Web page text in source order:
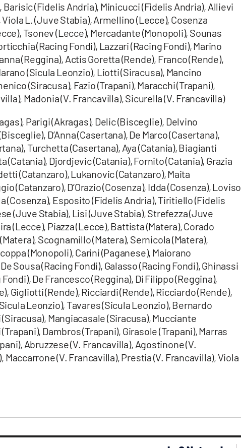
Barisic (Fidelis Andria), Minicucci (Fidelis Andria), Allievi
L. (Juve Stabia), Armellino (Lecce), Cosenza
Tsonev (Lecce), Mercadante (Monopoli), Sounas
(Racing Fondi), Lazzari (Racing Fondi), Marino
(Reggina), Actis Goretta (Rende), Franco (Rende),
(Sicula Leonzio), Liotti (Siracusa), Mancino
(Siracusa), Fazio (Trapani), Maracchi (Trapani),
Madonia (V. Francavilla), Sicurella (V. Francavilla)
Parigi (Akragas), Delic (Bisceglie), Delvino
D’Anna (Casertana), De Marco (Casertana),
Turchetta (Casertana), Aya (Catania), Biagianti
(Catania), Djordjevic (Catania), Fornito (Catania), Grazia
(Catanzaro), Lukanovic (Catanzaro), Maita
(Catanzaro), D’Orazio (Cosenza), Idda (Cosenza), Loviso
(Cosenza), Esposito (Fidelis Andria), Tiritiello (Fidelis
(Juve Stabia), Lisi (Juve Stabia), Strefezza (Juve
(Lecce), Piazza (Lecce), Battista (Matera), Corado
Scognamillo (Matera), Sernicola (Matera),
(Monopoli), Carini (Paganese), Maiorano
Sousa (Racing Fondi), Galasso (Racing Fondi), Ghinassi
De Francesco (Reggina), Di Filippo (Reggina),
Gigliotti (Rende), Ricciardi (Rende), Ricciardo (Rende),
Leonzio), Tavares (Sicula Leonzio), Bernardo
Mangiacasale (Siracusa), Mucciante
Dambros (Trapani), Girasole (Trapani), Marras
Abruzzese (V. Francavilla), Agostinone (V.
(V. Francavilla), Prestia (V. Francavilla), Viola